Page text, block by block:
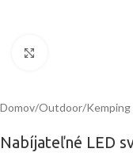
Domov/Outdoor/Kemping
Nabíjateľné LED